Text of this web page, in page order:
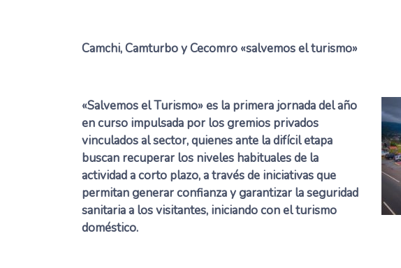
Camchi, Camturbo y Cecomro «salvemos el turismo»
«Salvemos el Turismo» es la primera jornada del año
en curso impulsada por los gremios privados
vinculados al sector, quienes ante la difícil etapa
buscan recuperar los niveles habituales de la
actividad a corto plazo, a través de iniciativas que
permitan generar confianza y garantizar la seguridad
sanitaria a los visitantes, iniciando con el turismo
doméstico.